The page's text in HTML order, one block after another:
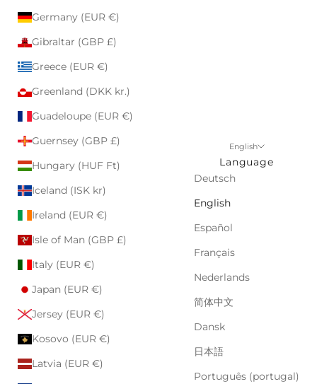
Germany (EUR €)
Gibraltar (GBP £)
Greece (EUR €)
Greenland (DKK kr.)
Guadeloupe (EUR €)
Guernsey (GBP £)
Hungary (HUF Ft)
Iceland (ISK kr)
Ireland (EUR €)
Isle of Man (GBP £)
Italy (EUR €)
Japan (EUR €)
Jersey (EUR €)
Kosovo (EUR €)
Latvia (EUR €)
English
Language
Deutsch
English
Español
Français
Nederlands
简体中文
Dansk
日本語
Português (portugal)